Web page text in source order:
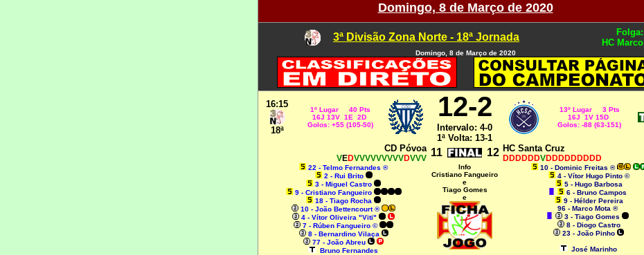
Domingo, 8 de Março de 2020
3ª Divisão Zona Norte - 18ª Jornada
Folga:
HC Marco
Domingo, 8 de Março de 2020
16:15
18ª
1º Lugar 40 Pts
16J 13V 1E 2D
Golos: +55 (105-50)
12-2
Intervalo: 4-0
1ª Volta: 13-1
13º Lugar 3 Pts
16J 1V 15D
Golos: -88 (63-151)
CD Póvoa
VEDVVVVVVVVVDVVV 11 12 HC Santa Cruz
DDDDDDVDDDDDDDDD
22 - Telmo Fernandes ®
2 - Rui Brito
3 - Miguel Castro
9 - Cristiano Fangueiro
18 - Tiago Rocha
10 - João Bettencourt ®
4 - Vítor Oliveira "Viti"
7 - Rúben Fangueiro ©
8 - Bernardino Vilaça
77 - João Abreu
Bruno Fernandes
Info
Cristiano Fangueiro
e
Tiago Gomes
e
10 - Dominic Freitas ®
4 - Vítor Hugo Pinto ©
5 - Hugo Barbosa
6 - Bruno Campos
9 - Hélder Pereira
96 - Marco Mota ®
3 - Tiago Gomes
8 - Diogo Castro
23 - João Pinho
José Marinho